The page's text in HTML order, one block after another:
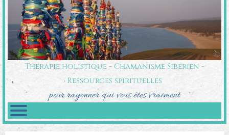
Thérapie holistique - Chamanisme Sibérien -
Ressources spirituelles
pour rayonner qui vous êtes vraiment